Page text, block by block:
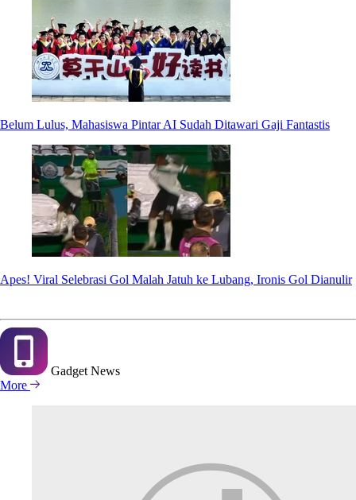
Belum Lulus, Mahasiswa Pintar AI Sudah Ditawari Gaji Fantastis
Apes! Viral Selebrasi Gol Malah Jatuh ke Lubang, Ironis Gol Dianulir
Gadget News
More